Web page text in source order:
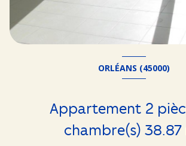
ORLÉANS (45000)
Appartement 2 pièce(s) 1